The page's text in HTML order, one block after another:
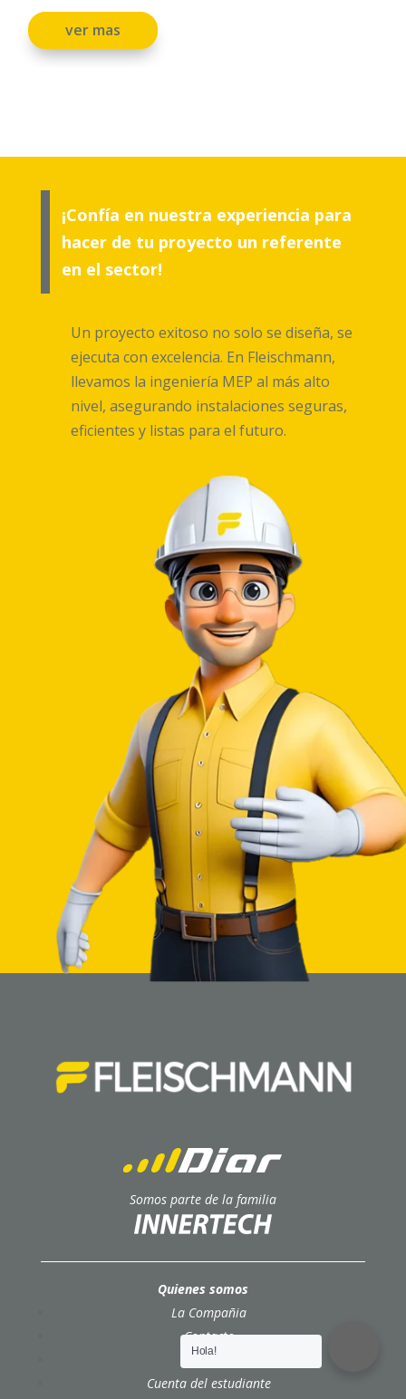
ver mas
¡Confía en nuestra experiencia para
hacer de tu proyecto un referente
en el sector!
Un proyecto exitoso no solo se diseña, se
ejecuta con excelencia. En Fleischmann,
llevamos la ingeniería MEP al más alto
nivel, asegurando instalaciones seguras,
eficientes y listas para el futuro.
Somos parte de la familia
Quienes somos
La Compañia
Contacto
Cursos
Cuenta del estudiante
Hola!